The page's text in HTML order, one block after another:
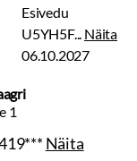
Esivedu
U5YH5F... Näita
06.10.2027
1
Näita